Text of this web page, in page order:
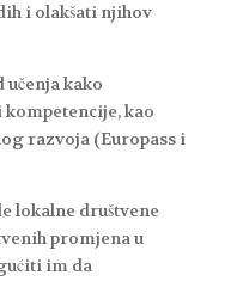
i olakšati njihov
kako
kao
razvoja (Europass i
lokalne društvene
promjena u
im da